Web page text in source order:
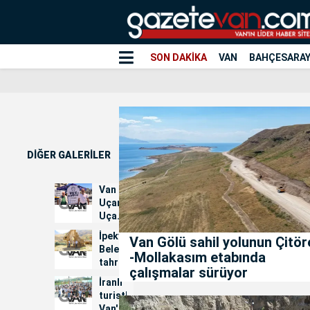
SON DAKİKA VAN BAHÇESARAY
DİĞER GALERİLER
Van
Uçamıyor:
Uçak
Seferleri
İçin
İmza
Kampanyası...
İpekyolu
Belediyesi
tahrip
edilen
kiliseler
için
İranlı
turistler
Van Gölü sahil yolunun
-Mollakasım etabında
çalışmalar sürüyor